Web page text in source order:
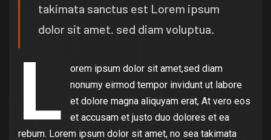
takimata sanctus est Lorem ipsum
dolor sit amet. sed diam voluptua.
L
orem ipsum dolor sit amet,sed diam
nonumy eirmod tempor invidunt ut labore
et dolore magna aliquyam erat, At vero eos
et accusam et justo duo dolores et ea
rebum. Lorem ipsum dolor sit amet, no sea takimata